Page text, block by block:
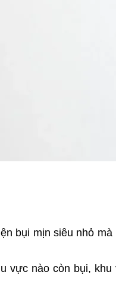
bụi mịn siêu nhỏ mà
vực nào còn bụi, khu